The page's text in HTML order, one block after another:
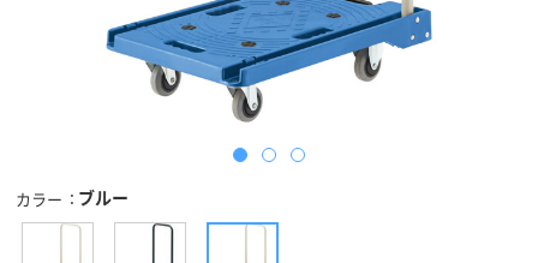
カラー ブルー